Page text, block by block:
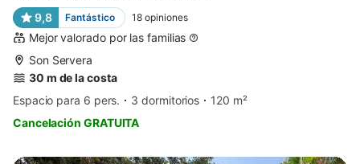
9,8 Fantástico 18 opiniones
Mejor valorado por las familias
Son Servera
30 m de la costa
Espacio para 6 pers.
3 dormitorios
120 m²
Cancelación GRATUITA